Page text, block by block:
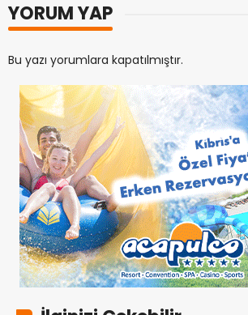
YORUM YAP
Bu yazı yorumlara kapatılmıştır.